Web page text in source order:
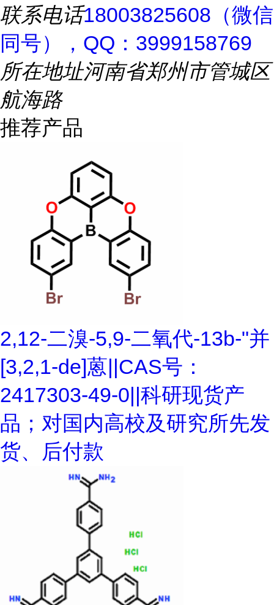
联系电话18003825608（微信
同号），QQ：3999158769
所在地址河南省郑州市管城区
航海路
推荐产品
2,12-二溴-5,9-二氧代-13b-"并
[3,2,1-de]蒽||CAS号：
2417303-49-0||科研现货产
品；对国内高校及研究所先发
货、后付款